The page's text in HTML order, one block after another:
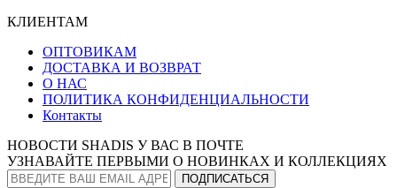
КЛИЕНТАМ
ОПТОВИКАМ
ДОСТАВКА И ВОЗВРАТ
О НАС
ПОЛИТИКА КОНФИДЕНЦИАЛЬНОСТИ
Контакты
НОВОСТИ SHADIS У ВАС В ПОЧТЕ
УЗНАВАЙТЕ ПЕРВЫМИ О НОВИНКАХ И КОЛЛЕКЦИЯХ